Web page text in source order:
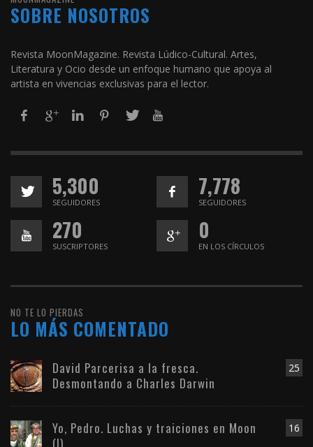
SOBRE NOSOTROS
Revista MoonMagazine. Revista Lúdico-Cultural. Artes,
Literatura y Ocio desde un enfoque humano que apoya al
artista en vivencias exclusivas para el lector.
5,300
SEGUIDORES
7,778
SEGUIDORES
270
SUSCRIPTORES
0
EN LOS CÍRCULOS
NO TE LO PIERDAS
LO MÁS COMENTADO
25
David Parcerisa a la fresca.
Desmontando a Charles Darwin
16
Yo, Pedro. Luchas y traiciones en Moon
(I)